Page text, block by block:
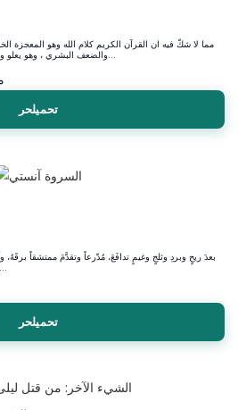
مما لا شكّ فيه ان القرآن الكريم كلام الله وهو المعجزة
والضعف البشري ، وهو يعلو ولا يُعلى عليه كلام آخ. . . ر ، تحدى العرب...
تحميلحر
بعدَ ريحٍ وبردِ وثلجٍ وغيمٍ تدافَعَ، مُدّرعاً وتقدَّمَ ممتشقاً برقَهُ،
تحميلحر